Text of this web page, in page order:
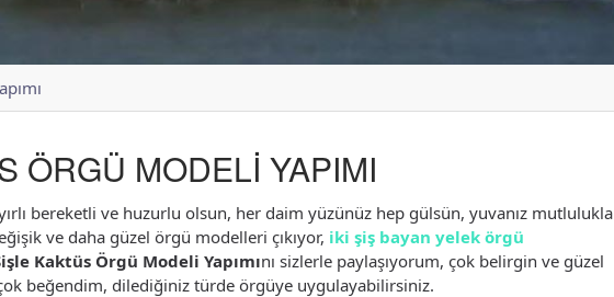
ÖRGÜ MODELİ YAPIMI
bereketli ve huzurlu olsun, her daim yüzünüz hep gülsün, yuvanız mutlulukla
ve daha güzel örgü modelleri çıkıyor, iki şiş bayan yelek örgü
Kaktüs Örgü Modeli Yapımını sizlerle paylaşıyorum, çok belirgin ve güzel
beğendim, dilediğiniz türde örgüye uygulayabilirsiniz.